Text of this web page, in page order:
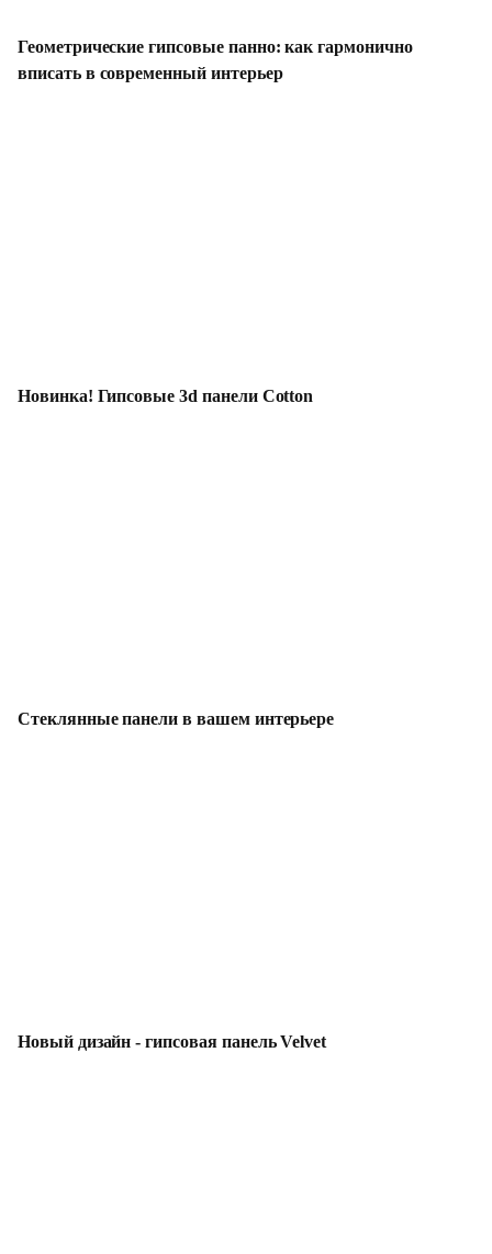
Геометрические гипсовые панно: как гармонично
вписать в современный интерьер
Новинка! Гипсовые 3d панели Cotton
Стеклянные панели в вашем интерьере
Новый дизайн - гипсовая панель Velvet